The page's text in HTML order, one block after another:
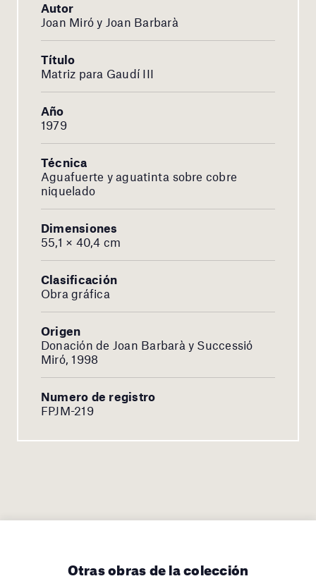
Autor
Joan Miró y Joan Barbarà
Título
Matriz para Gaudí III
Año
1979
Técnica
Aguafuerte y aguatinta sobre cobre
niquelado
Dimensiones
55,1 × 40,4 cm
Clasificación
Obra gráfica
Origen
Donación de Joan Barbarà y Successió
Miró, 1998
Numero de registro
FPJM-219
Otras obras de la colección